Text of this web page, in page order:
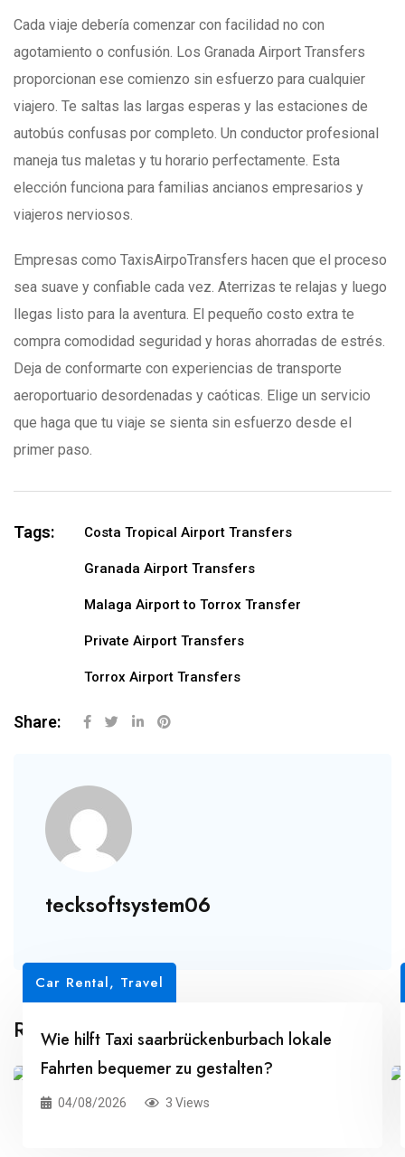
Cada viaje debería comenzar con facilidad no con
agotamiento o confusión. Los Granada Airport Transfers
proporcionan ese comienzo sin esfuerzo para cualquier
viajero. Te saltas las largas esperas y las estaciones de
autobús confusas por completo. Un conductor profesional
maneja tus maletas y tu horario perfectamente. Esta
elección funciona para familias ancianos empresarios y
viajeros nerviosos.
Empresas como TaxisAirpoTransfers hacen que el proceso
sea suave y confiable cada vez. Aterrizas te relajas y luego
llegas listo para la aventura. El pequeño costo extra te
compra comodidad seguridad y horas ahorradas de estrés.
Deja de conformarte con experiencias de transporte
aeroportuario desordenadas y caóticas. Elige un servicio
que haga que tu viaje se sienta sin esfuerzo desde el
primer paso.
Tags: Costa Tropical Airport Transfers
Granada Airport Transfers
Malaga Airport to Torrox Transfer
Private Airport Transfers
Torrox Airport Transfers
Share:
tecksoftsystem06
Related Posts
Car Rental, Travel
Wie hilft Taxi saarbrückenburbach lokale
Fahrten bequemer zu gestalten?
04/08/2026 3 Views